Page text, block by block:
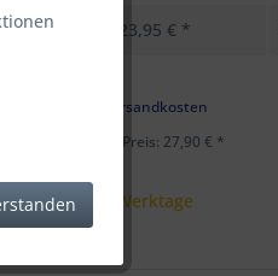
ab10 23,95 € *
zzgl. Versandkosten
Letzter niedrigster Preis: 27,90 € *
Lieferzeit - 5 Werktage